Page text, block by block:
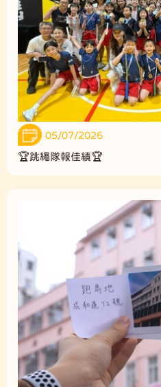
05/07/2026
🏆跳繩隊報佳績🏆